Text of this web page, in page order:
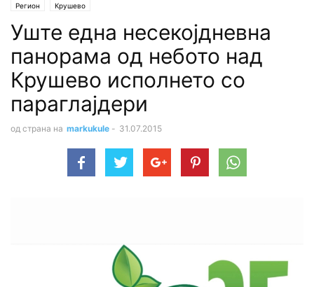
Регион Крушево
Уште една несекојдневна
панорама од небото над
Крушево исполнето со
параглајдери
од страна на markukule - 31.07.2015